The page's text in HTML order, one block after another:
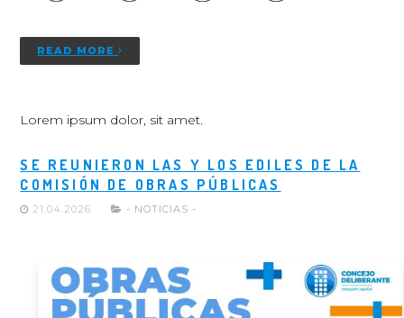
READ MORE
Lorem ipsum dolor, sit amet.
SE REUNIERON LAS Y LOS EDILES DE LA
COMISIÓN DE OBRAS PÚBLICAS
21.04.2026 - NOTICIAS -